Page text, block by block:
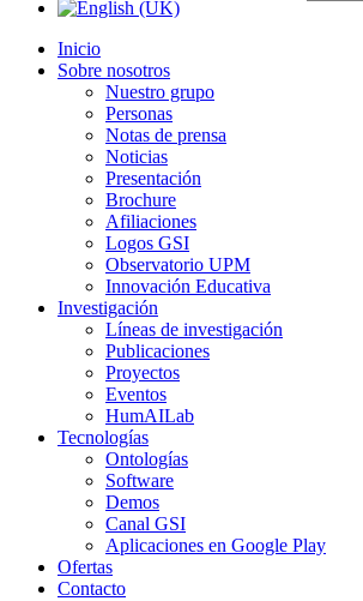
Inicio
Sobre nosotros
Nuestro grupo
Personas
Notas de prensa
Noticias
Presentación
Brochure
Afiliaciones
Logos GSI
Observatorio UPM
Innovación Educativa
Investigación
Líneas de investigación
Publicaciones
Proyectos
Eventos
HumAILab
Tecnologías
Ontologías
Software
Demos
Canal GSI
Aplicaciones en Google Play
Ofertas
Contacto